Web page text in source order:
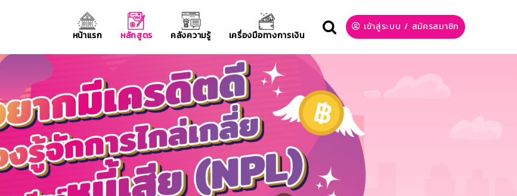
หน้าแรก หลักสูตร คลังความรู้ เครื่องมือทางการเงิน
เข้าสู่ระบบ / สมัครสมาชิก